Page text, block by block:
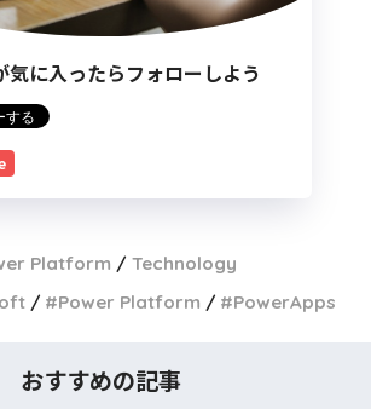
気に入ったらフォローしよう
Platform
Technology
Power Platform PowerApps
おすすめの記事